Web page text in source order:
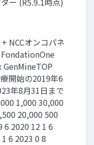
NCCオンコパネ
FondationOne
GenMineTOP
開始の2019年6
年8月31日まで
1,000 30,000
20,000 500
6 2020 12 1 6
6 2023 0 8